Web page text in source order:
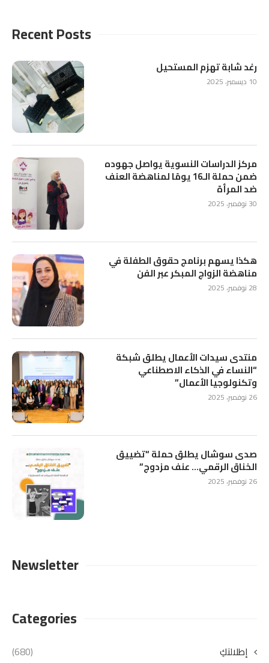
Recent Posts
رغد شابة تهزم المستحيل
10 ديسمبر، 2025
مركز الدراسات النسوية يواصل جهوده
ضمن حملة الـ16 يومًا لمناهضة العنف
ضد المرأة
30 نوفمبر، 2025
هكذا يسهم برنامج حقوق الطفلة في
مناهضة الزواج المبكر عبر الفن
28 نوفمبر، 2025
منتدى سيدات الأعمال يطلق شبكة
“النساء في الذكاء الاصطناعي
وتكنولوجيا الأعمال”
26 نوفمبر، 2025
صدى سوشال يطلق حملة “تضييق
الخناق الرقمي… عنف مزدوج”
26 نوفمبر، 2025
Newsletter
Categories
إطلالتكِ
(680)